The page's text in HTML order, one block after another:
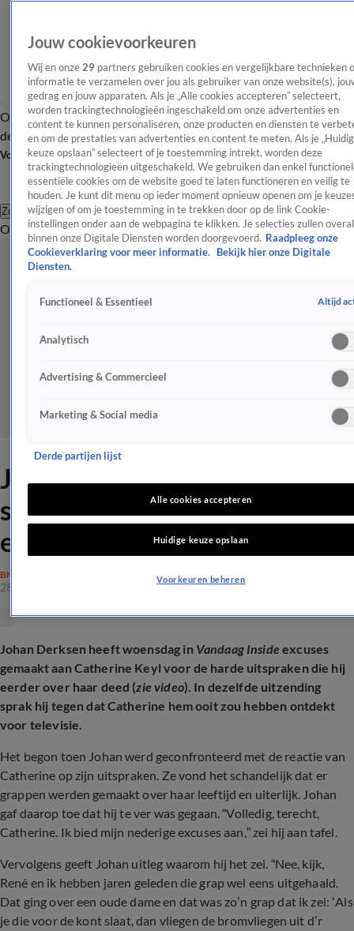
OverzichtAfleveringen Entertainment TV Algemeen
Tip
de redactieNieuwsbrief
Volg Shownieuws
Zoeken
OverzichtEntertainmentSpraakmakendRealityCrimeVideo's
Johan Derksen
schuldbewust: 'Mijn nederige
excuses'
BN'ERS
28 aug 2025, 13:09
Johan Derksen heeft woensdag in Vandaag Inside excuses
gemaakt aan Catherine Keyl voor de harde uitspraken die hij
eerder over haar deed (zie video). In dezelfde uitzending
sprak hij tegen dat Catherine hem ooit zou hebben ontdekt
voor televisie.
Het begon toen Johan werd geconfronteerd met de reactie van
Catherine op zijn uitspraken. Ze vond het schandelijk dat er
grappen werden gemaakt over haar leeftijd en uiterlijk. Johan
gaf daarop toe dat hij te ver was gegaan. “Volledig, terecht,
Catherine. Ik bied mijn nederige excuses aan,” zei hij aan tafel.
Vervolgens geeft Johan uitleg waarom hij het zei. “Nee, kijk,
René en ik hebben jaren geleden die grap wel eens uitgehaald.
Dat ging over een oude dame en dat was zo’n grap dat ik zei: ‘Als
je die voor de kont slaat, dan vliegen de bromvliegen uit d’r
Jouw cookievoorkeuren
Wij en onze 29 partners gebruiken cookies en vergelijkbare technieken
informatie te verzamelen over jou als gebruiker van onze website(s),
gedrag en jouw apparaten. Als je „Alle cookies accepteren” selecteert,
worden trackingtechnologieën ingeschakeld om onze advertenties en
content te kunnen personaliseren, onze producten en diensten te
en om de prestaties van advertenties en content te meten. Als je
keuze opslaan” selecteert of je toestemming intrekt, worden deze
trackingtechnologieën uitgeschakeld. We gebruiken dan enkel
essentiële cookies om de website goed te laten functioneren en veilig te
houden. Je kunt dit menu op ieder moment opnieuw openen om je
wijzigen of om je toestemming in te trekken door op de link Cookie-
instellingen onder aan de webpagina te klikken. Je selecties zullen overal
binnen onze Digitale Diensten worden doorgevoerd. Raadpleeg onze
Cookieverklaring voor meer informatie.
Bekijk hier onze Digitale
Diensten.
Functioneel & Essentieel Altijd
Analytisch
Advertising & Commercieel
Marketing & Social media
Derde partijen lijst
Alle cookies accepteren
Huidige keuze opslaan
Voorkeuren beheren